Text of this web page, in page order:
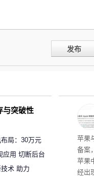
发布
了
苹果
备案
苹果
经出
与突破性
局：30万元
步清退
应用 切断后台
术 助力